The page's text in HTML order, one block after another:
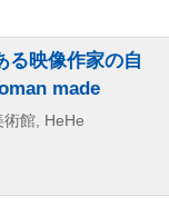
る映像作家の自
made
館, HeHe